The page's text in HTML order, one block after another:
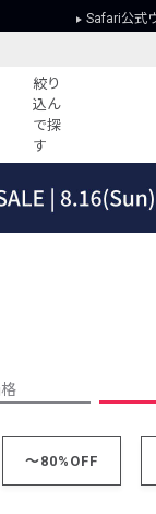
Safari公式
絞り
込ん
で探
す
～80%OFF